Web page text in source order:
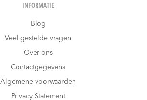
INFORMATIE
Blog
Veel gestelde vragen
Over ons
Contactgegevens
Algemene voorwaarden
Privacy Statement